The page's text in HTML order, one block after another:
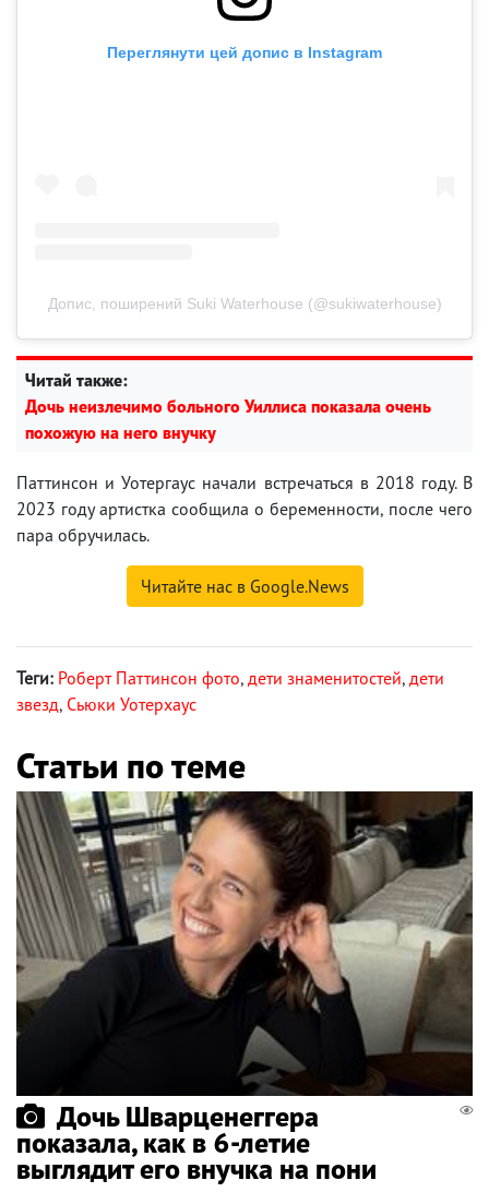
Переглянути цей допис в Instagram
Допис, поширений Suki Waterhouse (@sukiwaterhouse)
Читай также:
Дочь неизлечимо больного Уиллиса показала очень
похожую на него внучку
Паттинсон и Уотергаус начали встречаться в 2018 году. В
2023 году артистка сообщила о беременности, после чего
пара обручилась.
Читайте нас в Google.News
Теги: Роберт Паттинсон фото, дети знаменитостей, дети
звезд, Сьюки Уотерхаус
Статьи по теме
Дочь Шварценеггера
показала, как в 6-летие
выглядит его внучка на пони